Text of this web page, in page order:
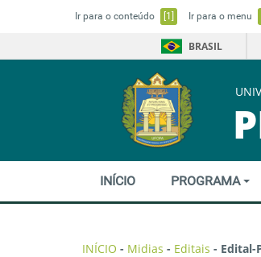
Ir para o conteúdo [1] Ir para o menu
BRASIL
INÍCIO PROGRAMA
INÍCIO - Midias - Editais - Edital-